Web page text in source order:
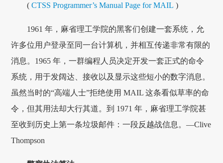
( CTSS Programmer’s Manual Page for MAIL)
1961 年，麻省理工学院的黑客们创建一套系统，允
许多位用户登录至同一台计算机，并相互传递非常有限的
消息。1965 年，一群编程人员决定开发一套正式的命令
系统，用于发阔达、接收以及显示这些短小的数字消息。
虽然当时的“高端人士”拒绝使用 MAIL 这条看似草率的命
令，但其用法却大行其道。到 1971 年，麻省理工学院甚
至收到历史上第一条垃圾邮件：一段反越战信息。—Clive
Thompson